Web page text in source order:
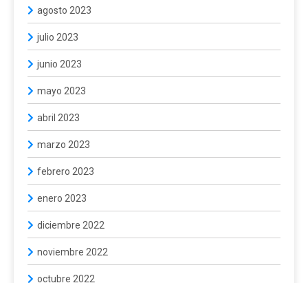
agosto 2023
julio 2023
junio 2023
mayo 2023
abril 2023
marzo 2023
febrero 2023
enero 2023
diciembre 2022
noviembre 2022
octubre 2022